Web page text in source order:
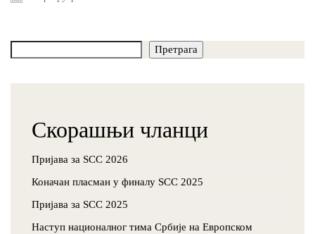
Претрага
Скорашњи чланци
Пријава за SCC 2026
Коначан пласман у финалу SCC 2025
Пријава за SCC 2025
Наступ националног тима Србије на Европском